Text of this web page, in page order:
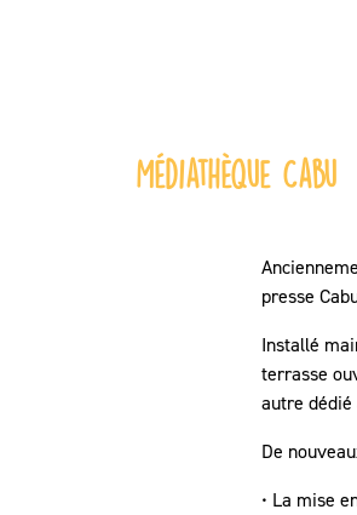
Médiathèque Cabu
presse
Installé
terrasse
autre dédié
De
• La mise